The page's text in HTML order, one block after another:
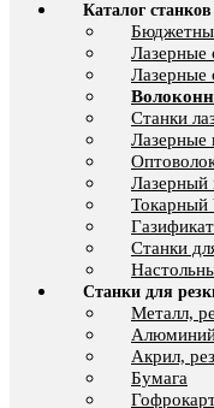
Каталог станков
Лазерные
Лазерные
Станки
Лазерные
Лазерный
Cтанки
Станки для
Металл,
Акрил,
Бумага